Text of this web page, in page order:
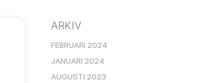
ARKIV
FEBRUARI 2024
JANUARI 2024
AUGUSTI 2023